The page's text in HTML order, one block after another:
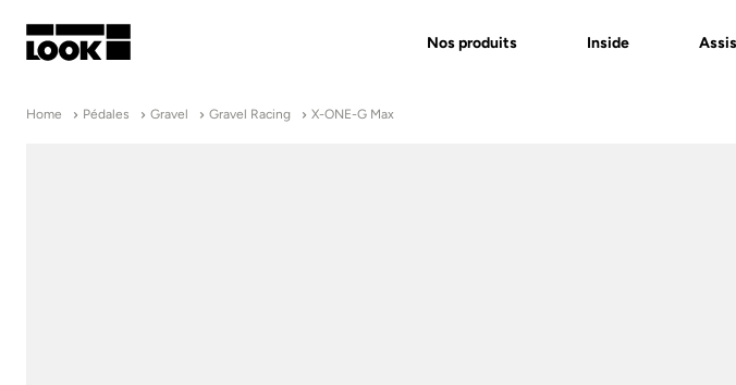
Nos produits Inside
Home Pédales Gravel Gravel Racing X-ONE-G Max